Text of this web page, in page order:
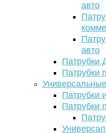
авто
авто
Патрубки
Патрубки
Патрубки
Патрубки